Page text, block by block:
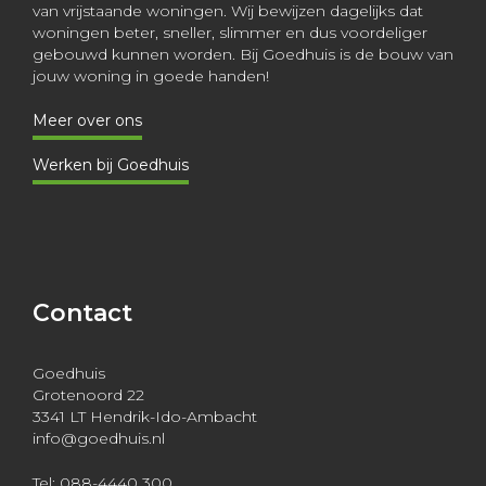
van vrijstaande woningen. Wij bewijzen dagelijks dat
woningen beter, sneller, slimmer en dus voordeliger
gebouwd kunnen worden. Bij Goedhuis is de bouw van
jouw woning in goede handen!
Meer over ons
Werken bij Goedhuis
Contact
Goedhuis
Grotenoord 22
3341 LT Hendrik-Ido-Ambacht
info@goedhuis.nl